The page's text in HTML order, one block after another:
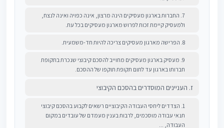
7. החברות בארגון מעסיקים הינה מרצון, אינה כפויה ואינה לנצח,
ולמעסיק קיימת זכות לפרוש מארגון מעסיקים בכל עת.
8. הפרישה מארגון מעסיקים צריכה להיות חד-משמעית.
9. מעסיק בארגון מעסיקים מחוייב להסכם קיבוצי שנכרת בתקופת
חברותו בארגון עד לתום תקופת תוקפו של ההסכם.
ז. העניינים המוסדרים בהסכם הקיבוצי
1. הצדדים ליחסי העבודה הקיבוציים רשאים לקבוע בהסכם קיבוצי
תנאי עבודה מוסכמים, לרבות בענין מעמדם של עובדים במקום
העבודה, ...